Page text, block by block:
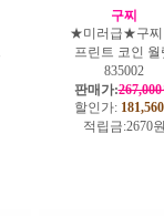
구찌
★미러급★구찌
프린트 코인 월
835002
판매가:
할인가: 181,560
적립금:2670